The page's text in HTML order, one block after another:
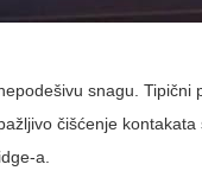
snagu. Tipični
čišćenje
a.